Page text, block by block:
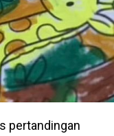
pertandingan